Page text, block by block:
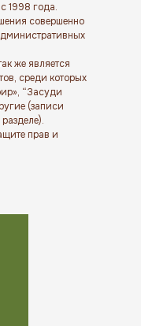
1998 года.
совершенно
же является
среди которых
“Засуди
(записи
прав и